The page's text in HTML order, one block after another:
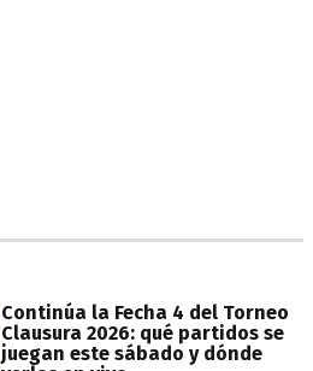
Continúa la Fecha 4 del Torneo
Clausura 2026: qué partidos se
juegan este sábado y dónde